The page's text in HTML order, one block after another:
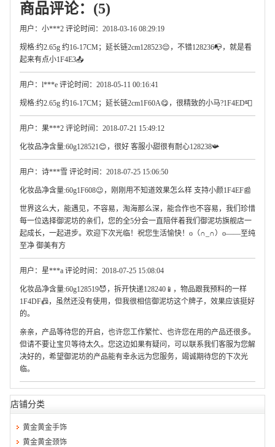
商品评论：(5)
用户：小***2 评论时间：2018-03-16 08:29:19
规格:约2.65g 约16-17CM；延长链2cm128523😌，不错128236📭，就是看
起来有点小1F4E3📤
用户：l***e 评论时间：2018-05-11 00:16:41
规格:约2.65g 约16-17CM；延长链2cm1F60A😋，很精致的小马?1F4ED📮
用户：果***2 评论时间：2018-07-21 15:49:12
化妆品净含量:60g128521😊，很好 客服小甜很有耐心128238📯
用户：诗***雪 评论时间：2018-07-25 15:06:50
化妆品净含量:60g1F608😉，刚刚用不知道效果怎么样 支持小颜1F4EF📰
世界这么大，能遇见，不容易，淘海那么深，能合作也不容易，我们珍惜
每一位选择御泥坊的亲们，您的全5分会一直陪伴着我们御泥坊旗舰店一
起成长，一起进步。欢迎下次光临！祝您生活愉快！o（∩_∩）o——至纯
至净 御美有方
用户：星***a 评论时间：2018-07-25 15:08:04
化妆品净含量:60g128519😈，拆开快递128240📱，物品跟我预料的一样
1F4DF📠，虽然还没有使用，但我很相信御泥坊这个牌子，效果应该挺好
的。
亲亲，产品等待您的开启，也许您工作繁忙、也许您在用的产品还很多。
但请不要让宝贝等待太久。您这边如果有疑问，可以联系我们客服为您解
决好的，希望御泥坊的产品能有幸永远为您服务，竭诚期待您的下次光
临。
店铺分类
黄金黄金手饰
黄金黄金颈饰